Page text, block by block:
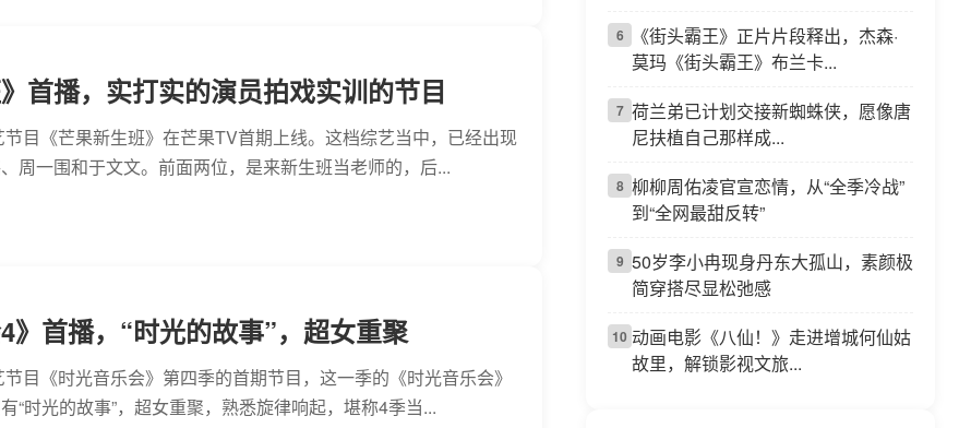
首播，实打实的演员拍戏实训的节目
目《芒果新生班》在芒果TV首期上线。这档综艺当中，已经出现
周一围和于文文。前面两位，是来新生班当老师的，后...
》首播，“时光的故事”，超女重聚
目《时光音乐会》第四季的首期节目，这一季的《时光音乐会》
“时光的故事”，超女重聚，熟悉旋律响起，堪称4季当...
6
《街头霸王》正片片段释出，杰森·
莫玛《街头霸王》布兰卡...
7 荷兰弟已计划交接新蜘蛛侠，愿像唐
尼扶植自己那样成...
8 柳柳周佑凌官宣恋情，从“全季冷战”
到“全网最甜反转”
9 50岁李小冉现身丹东大孤山，素颜极
简穿搭尽显松弛感
10 动画电影《八仙！》走进增城何仙姑
故里，解锁影视文旅...